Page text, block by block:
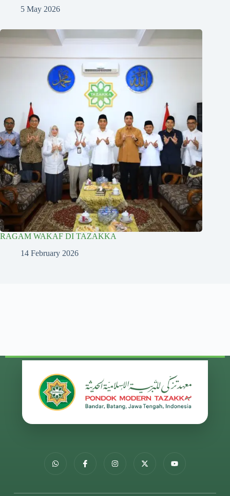
5 May 2026
RAGAM WAKAF DI TAZAKKA
14 February 2026